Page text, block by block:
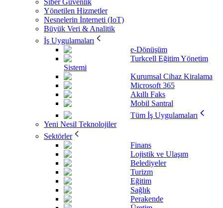
Siber Güvenlik
Yönetilen Hizmetler
Nesnelerin İnterneti (IoT)
Büyük Veri & Analitik
İş Uygulamaları
e-Dönüşüm
Turkcell Eğitim Yönetim
Sistemi
Kurumsal Cihaz Kiralama
Microsoft 365
Akıllı Faks
Mobil Santral
Tüm İş Uygulamaları
Yeni Nesil Teknolojiler
Sektörler
Finans
Lojistik ve Ulaşım
Belediyeler
Turizm
Eğitim
Sağlık
Perakende